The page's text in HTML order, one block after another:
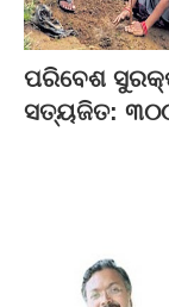
ପରିବେଶ
ସତ୍ୟଜିତ: